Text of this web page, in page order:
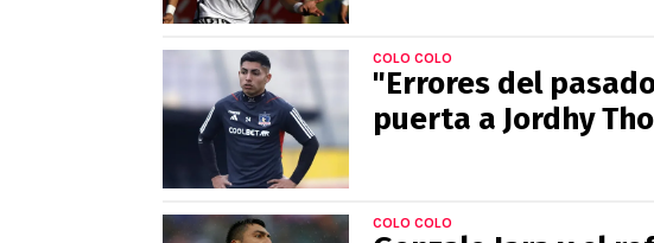
COLO COLO
"Errores del
puerta a Jordhy
COLO COLO